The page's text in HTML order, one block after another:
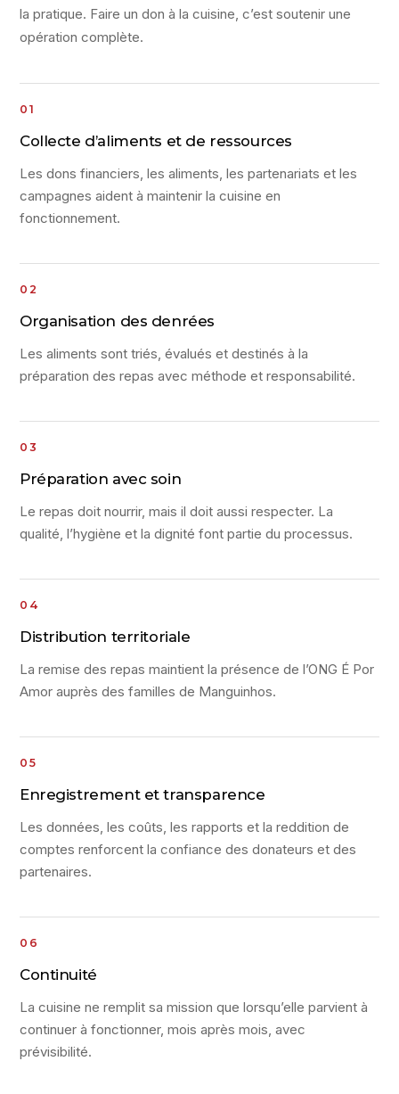
la pratique. Faire un don à la cuisine, c’est soutenir une
opération complète.
Collecte d’aliments et de ressources
Les dons financiers, les aliments, les partenariats et les
campagnes aident à maintenir la cuisine en
fonctionnement.
Organisation des denrées
Les aliments sont triés, évalués et destinés à la
préparation des repas avec méthode et responsabilité.
Préparation avec soin
Le repas doit nourrir, mais il doit aussi respecter. La
qualité, l’hygiène et la dignité font partie du processus.
Distribution territoriale
La remise des repas maintient la présence de l’ONG É Por
Amor auprès des familles de Manguinhos.
Enregistrement et transparence
Les données, les coûts, les rapports et la reddition de
comptes renforcent la confiance des donateurs et des
partenaires.
Continuité
La cuisine ne remplit sa mission que lorsqu’elle parvient à
continuer à fonctionner, mois après mois, avec
prévisibilité.